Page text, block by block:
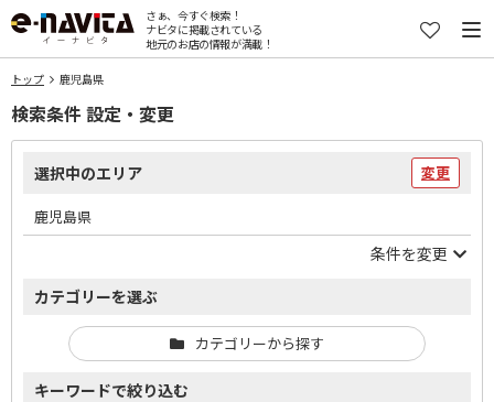
さぁ、今すぐ検索！
ナビタに掲載されている
地元のお店の情報が満載！
トップ 鹿児島県
検索条件 設定・変更
選択中のエリア 変更
鹿児島県
条件を変更
カテゴリーを選ぶ
カテゴリーから探す
キーワードで絞り込む